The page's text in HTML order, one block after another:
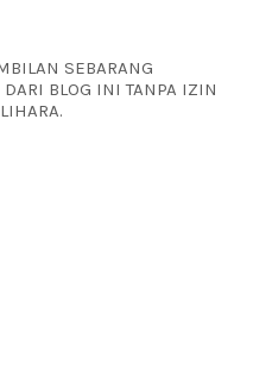
SEBARANG
DARI BLOG INI TANPA IZIN